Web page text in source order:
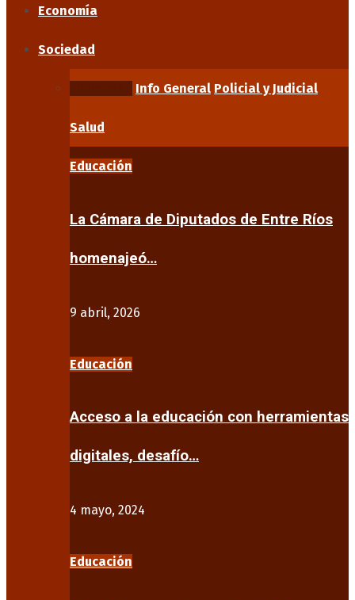
Economía
Sociedad
Info General Policial y Judicial
Salud
Educación
La Cámara de Diputados de Entre Ríos
homenajeó…
9 abril, 2026
Educación
Acceso a la educación con herramientas
digitales, desafío…
4 mayo, 2024
Educación